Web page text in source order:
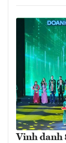
Vinh danh